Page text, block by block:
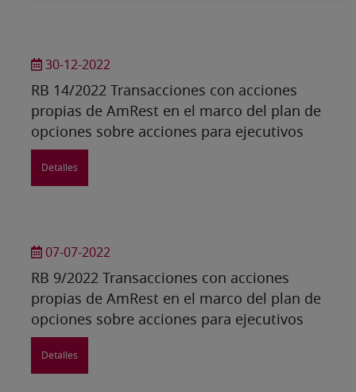
30-12-2022
RB 14/2022 Transacciones con acciones
propias de AmRest en el marco del plan de
opciones sobre acciones para ejecutivos
Detalles
07-07-2022
RB 9/2022 Transacciones con acciones
propias de AmRest en el marco del plan de
opciones sobre acciones para ejecutivos
Detalles